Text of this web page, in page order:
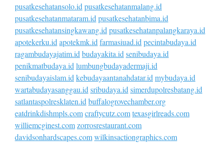
pusatkesehatansolo.id pusatkesehatanmalang.id
pusatkesehatanmataram.id pusatkesehatanbima.id
pusatkesehatansingkawang.id pusatkesehatanpalangkaraya.id
apotekerku.id apotekmk.id farmasiuad.id pecintabudaya.id
ragambudayajatim.id budayakita.id senibudaya.id
penikmatbudaya.id lumbungbudayadermaji.id
senibudayaislam.id kebudayaantanahdatar.id mybudaya.id
wartabudayasanggau.id sribudaya.id simerdupolresbatang.id
satlantaspolresklaten.id buffalogrovechamber.org
eatdrinkdishmpls.comcraftycutz.comtexasgirlreads.com
williemcginest.comzorrosrestaurant.com
davidsonhardscapes.comwilkinsactiongraphics.com